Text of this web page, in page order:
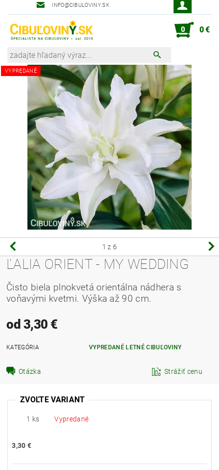
INFO@CIBULOVINY.SK
0 0 €
VYPREDANÉ
1 z 6
ĽALIA ORIENT - MY WEDDING
Čisto biela plnokvetá orientálna nádhera s
voňavými kvetmi. Výška až 90 cm.
od 3,30 €
KATEGÓRIA VYPREDANÉ LETNÉ CIBUĽOVINY
Otázka Strážiť cenu
ZVOĽTE VARIANT
1 ks Vypredané
3,30 €
Robot zahradník Peter